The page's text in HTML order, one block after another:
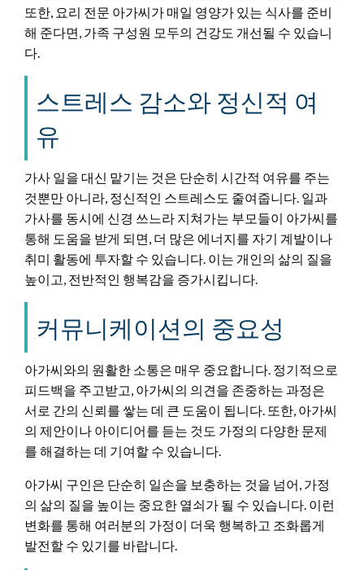
또한, 요리 전문 아가씨가 매일 영양가 있는 식사를 준비
해 준다면, 가족 구성원 모두의 건강도 개선될 수 있습니
다.
스트레스 감소와 정신적 여
유
가사 일을 대신 맡기는 것은 단순히 시간적 여유를 주는
것뿐만 아니라, 정신적인 스트레스도 줄여줍니다. 일과
가사를 동시에 신경 쓰느라 지쳐가는 부모들이 아가씨를
통해 도움을 받게 되면, 더 많은 에너지를 자기 계발이나
취미 활동에 투자할 수 있습니다. 이는 개인의 삶의 질을
높이고, 전반적인 행복감을 증가시킵니다.
커뮤니케이션의 중요성
아가씨와의 원활한 소통은 매우 중요합니다. 정기적으로
피드백을 주고받고, 아가씨의 의견을 존중하는 과정은
서로 간의 신뢰를 쌓는 데 큰 도움이 됩니다. 또한, 아가씨
의 제안이나 아이디어를 듣는 것도 가정의 다양한 문제
를 해결하는 데 기여할 수 있습니다.
아가씨 구인은 단순히 일손을 보충하는 것을 넘어, 가정
의 삶의 질을 높이는 중요한 열쇠가 될 수 있습니다. 이런
변화를 통해 여러분의 가정이 더욱 행복하고 조화롭게
발전할 수 있기를 바랍니다.